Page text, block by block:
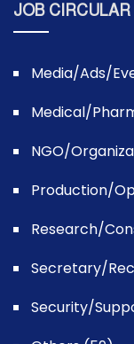
JOB CIRCULAR
Media/Ads/
Medical/
NGO/
Production/
Research/
Secretary/
Security/